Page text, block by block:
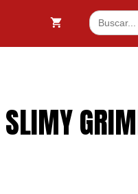
Buscar:
GRIME
DARK
cantidad